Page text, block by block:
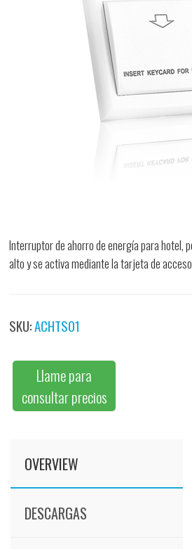
Interruptor de ahorro de energía para hotel,
alto y se activa mediante la tarjeta de
SKU:ACHTS01
Llame para
consultar precios
OVERVIEW
DESCARGAS